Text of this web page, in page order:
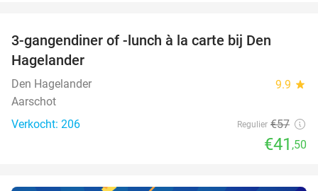
3-gangendiner of -lunch à la carte bij Den
Hagelander
Den Hagelander 9.9 star
Aarschot
Verkocht: 206
Regulier €57
€41 ,50